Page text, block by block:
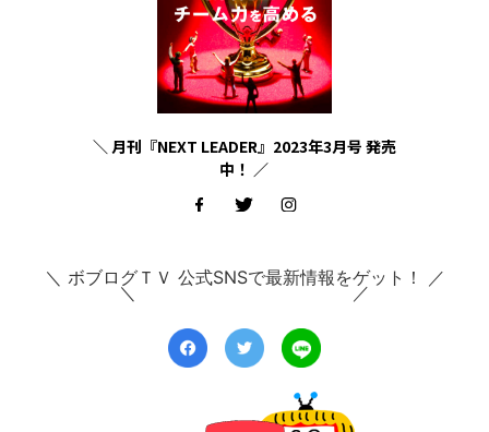
＼ 月刊『NEXT LEADER』2023年3月号 発売
中！ ／
＼ ボブログＴＶ 公式SNSで最新情報をゲット！ ／